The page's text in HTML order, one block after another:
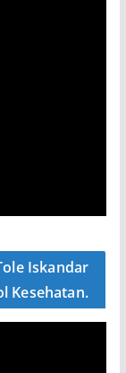
Iskandar
Kesehatan.